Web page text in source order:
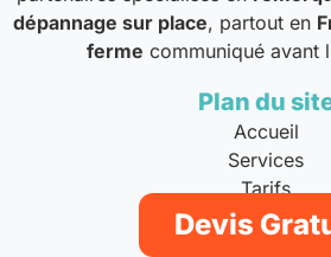
dépannage sur place, partout en
ferme communiqué avant
Plan du
Accueil
Services
Tarifs
À propos
Devis